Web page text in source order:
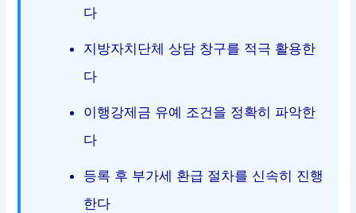
다
지방자치단체 상담 창구를 적극 활용한
다
이행강제금 유예 조건을 정확히 파악한
다
등록 후 부가세 환급 절차를 신속히 진행
한다